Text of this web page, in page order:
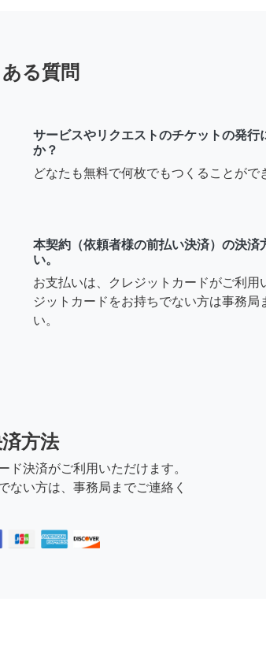
る質問
サービスやリクエストのチケットの発行
か？
どなたも無料で何枚でもつくることがで
本契約（依頼者様の前払い決済）の決済
い。
お支払いは、クレジットカードがご利用
ジットカードをお持ちでない方は事務局
い。
方法
ド決済がご利用いただけます。
ない方は、事務局までご連絡く